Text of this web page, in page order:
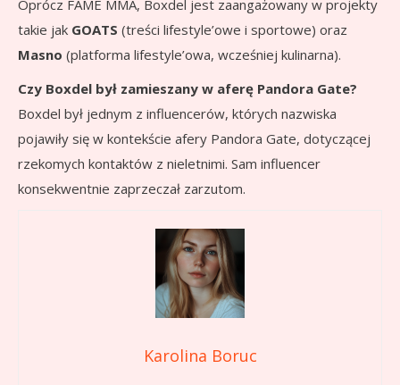
Oprócz FAME MMA, Boxdel jest zaangażowany w projekty
takie jak GOATS (treści lifestyle’owe i sportowe) oraz
Masno (platforma lifestyle’owa, wcześniej kulinarna).
Czy Boxdel był zamieszany w aferę Pandora Gate?
Boxdel był jednym z influencerów, których nazwiska
pojawiły się w kontekście afery Pandora Gate, dotyczącej
rzekomych kontaktów z nieletnimi. Sam influencer
konsekwentnie zaprzeczał zarzutom.
Karolina Boruc